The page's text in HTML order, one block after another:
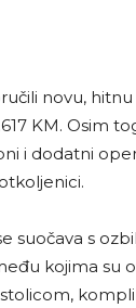
novu,
KM. Osim
i dodatni
suočava s
kojima su